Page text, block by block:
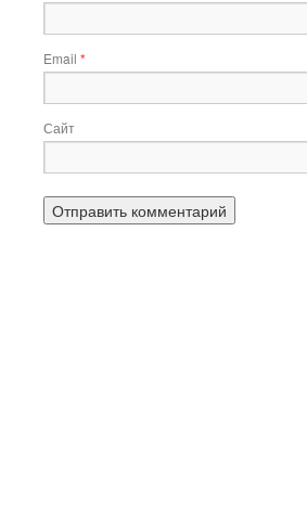
Email *
Сайт